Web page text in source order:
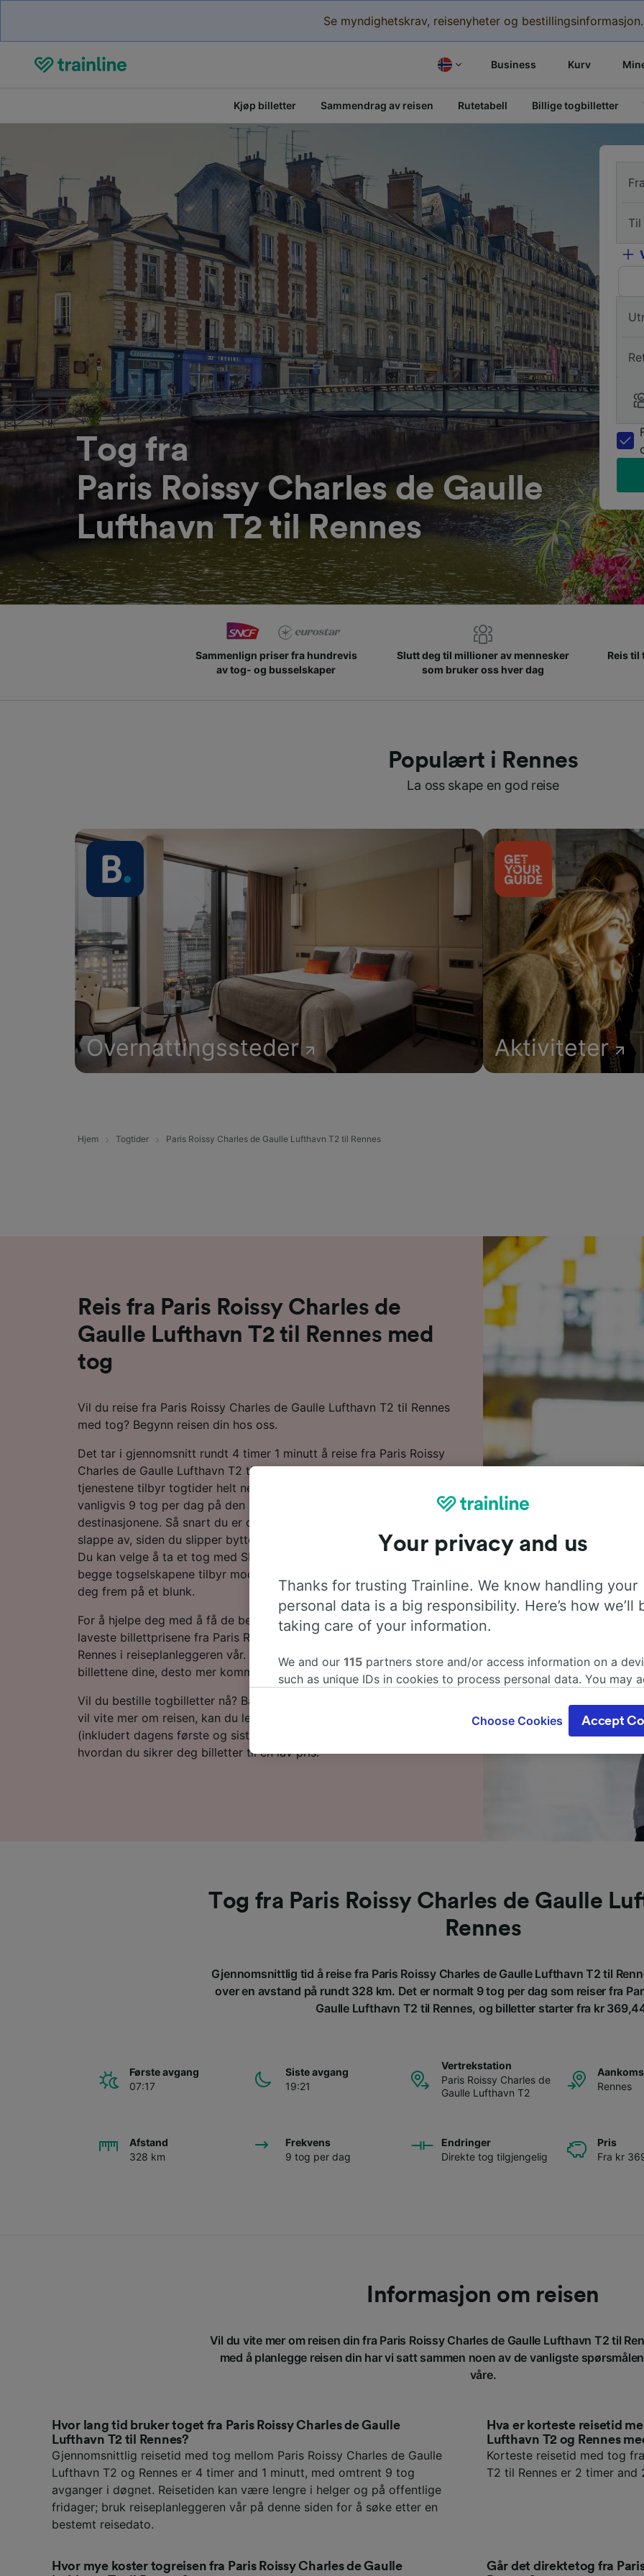
Se myndighetskrav, reisenyheter og bestillingsinformasjon.
Business Kurv
Kjøp billetter Sammendrag av reisen Rutetabell Billige togbilletter
Tog fra
Paris Roissy Charles de Gaulle
Lufthavn T2 til Rennes
Til
Sammenlign priser fra hundrevis
av tog- og busselskaper
Slutt deg til millioner av mennesker
som bruker oss hver dag
Reis til
Populært i Rennes
La oss skape en god reise
Overnattingssteder Aktiviteter
Hjem Togtider Paris Roissy Charles de Gaulle Lufthavn T2 til Rennes
Reis fra Paris Roissy Charles de
Gaulle Lufthavn T2 til Rennes med
tog
Vil du reise fra Paris Roissy Charles de Gaulle Lufthavn T2 til Rennes
med tog? Begynn reisen din hos oss.
Det tar i gjennomsnitt rundt 4 timer 1 minutt å reise fra Paris Roissy
Charles de Gaulle Lufthavn T2 til Rennes med tog, men de raskeste
tjenestene tilbyr togtider helt ned i 2 timer 29 minutter. Det går
vanligvis 9 tog per dag på den 328 km lange ruten mellom disse to
destinasjonene. Så snart du er om bord, kan du lene deg tilbake og
slappe av, siden du slipper bytter med dette direkte toget til Rennes.
Du kan velge å ta et tog med SNCF eller TGV for å reise til Rennes –
begge togselskapene tilbyr moderne, bekvemmelige tjenester som får
deg frem på et blunk.
For å hjelpe deg med å få de beste togtilbudene markerer vi de
laveste billettprisene fra Paris Roissy Charles de Gaulle Lufthavn T2 til
Rennes i reiseplanleggeren vår. Bare husk at du snarere du bestiller
billettene dine, desto mer kommer du til å spare!
Vil du bestille togbilletter nå? Bare start et søk hos oss i dag. Hvis du
vil vite mer om reisen, kan du lese videre for å se rutetabellene
(inkludert dagens første og siste tog), vanlige spørsmål og tips om
hvordan du sikrer deg billetter til en lav pris.
Tog fra Paris Roissy Charles de Gaulle
Rennes
Gjennomsnittlig tid å reise fra Paris Roissy Charles de Gaulle Lufthavn T2 til
over en avstand på rundt 328 km. Det er normalt 9 tog per dag som reiser fra
Gaulle Lufthavn T2 til Rennes, og billetter starter fra kr
Første avgang
07:17
Siste avgang
19:21
Vertrekstation
Paris Roissy Charles de
Gaulle Lufthavn T2
Rennes
Afstand
328 km
Frekvens
9 tog per dag
Endringer
Direkte tog tilgjengelig
Pris
Fra kr
Informasjon om reisen
Vil du vite mer om reisen din fra Paris Roissy Charles de Gaulle Lufthavn T2 til
med å planlegge reisen din har vi satt sammen noen av de vanligste
våre.
Hvor lang tid bruker toget fra Paris Roissy Charles de Gaulle
Lufthavn T2 til Rennes?
Gjennomsnittlig reisetid med tog mellom Paris Roissy Charles de Gaulle
Lufthavn T2 og Rennes er 4 timer and 1 minutt, med omtrent 9 tog
avganger i døgnet. Reisetiden kan være lengre i helger og på offentlige
fridager; bruk reiseplanleggeren vår på denne siden for å søke etter en
bestemt reisedato.
Hva er korteste reisetid
Lufthavn T2 og Rennes
Korteste reisetid med tog
T2 til Rennes er 2 timer and
Hvor mye koster togreisen fra Paris Roissy Charles de Gaulle
Går det direktetog fra
Your privacy and us
Thanks for trusting Trainline. We know handling your
personal data is a big responsibility. Here’s how we’ll
taking care of your information.
We and our 115 partners store and/or access information on a
such as unique IDs in cookies to process personal data. You may
where legitimate interest is used, or at any time in the privacy
These choices will be signaled to our partners and will not affect
Use precise geolocation data. Actively scan device
identification. Store and/or access information on a device.
advertising and content, advertising and content measurement,
Choose Cookies Accept